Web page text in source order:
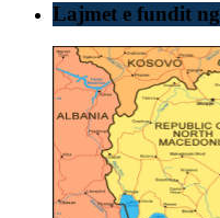
Lajmet e fundit